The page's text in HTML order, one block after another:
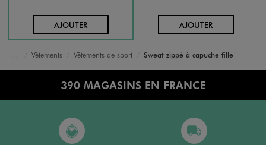
AJOUTERAU PANIER AJOUTERAU PANIER
Vêtements Vêtements de sport Sweat zippé à capuche fille
390 MAGASINS EN FRANCE